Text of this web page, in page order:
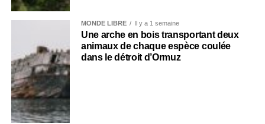
MONDE LIBRE Il y a 1 semaine
Une arche en bois transportant deux
animaux de chaque espèce coulée
dans le détroit d’Ormuz